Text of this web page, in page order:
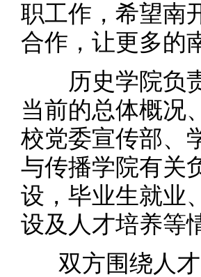
职工作，希望南
合作，让更多的
历史学院负责
当前的总体概况
校党委宣传部、
与传播学院有关
设，毕业生就业
设及人才培养等
双方围绕人才